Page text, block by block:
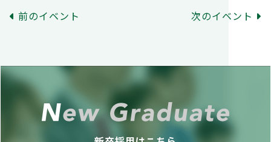
前のイベント 次のイベント